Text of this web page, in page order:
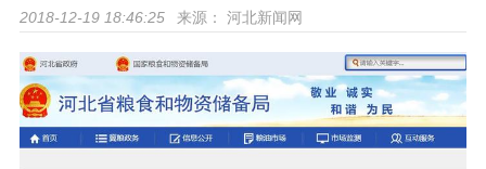
2018-12-19 18:46:25 来源： 河北新闻网